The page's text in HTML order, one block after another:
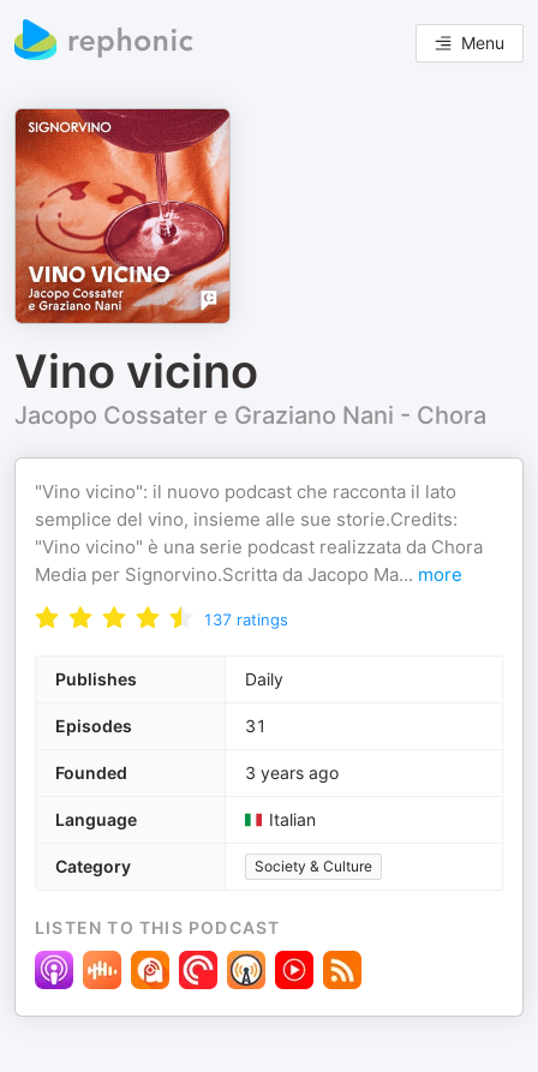
Menu
Vino vicino
Jacopo Cossater e Graziano Nani - Chora
"Vino vicino": il nuovo podcast che racconta il lato
semplice del vino, insieme alle sue storie.Credits:
"Vino vicino" è una serie podcast realizzata da Chora
Media per Signorvino.Scritta da Jacopo Ma... more
137 ratings
Publishes Daily
Episodes 31
Founded 3 years ago
Language Italian
Category Society & Culture
LISTEN TO THIS PODCAST